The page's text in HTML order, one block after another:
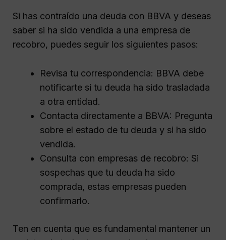
Si has contraído una deuda con BBVA y deseas
saber si ha sido vendida a una empresa de
recobro, puedes seguir los siguientes pasos:
Revisa tu correspondencia: BBVA debe
notificarte si tu deuda ha sido trasladada
a otra entidad.
Contacta directamente a BBVA: Pregunta
sobre el estado de tu deuda y si ha sido
vendida.
Consulta con empresas de recobro: Si
sospechas que tu deuda ha sido
comprada, estas empresas pueden
confirmarlo.
Ten en cuenta que es fundamental mantener un